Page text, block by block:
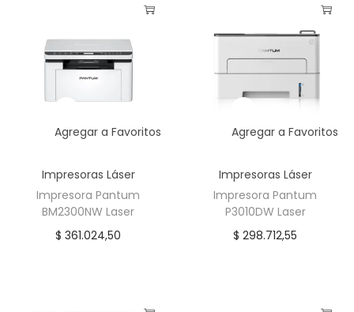
r
c
n
d
a
d
Agregar a Favoritos
Impresoras Láser
Impresora Pantum
BM2300NW Laser
$ 361.024,50
Agregar a Favoritos
Impresoras Láser
Impresora Pantum
P3010DW Laser
$ 298.712,55